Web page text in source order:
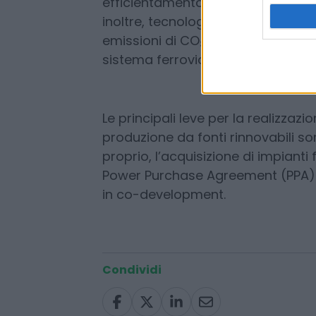
Con interventi mirati a
tutto il Gruppo, FS Energy
occuperà della pianificazione ed
efficientamento energetico su
sistema ferroviario.
Le principali leve per la
produzione da fonti rinnovabili
proprio, l’acquisizione di